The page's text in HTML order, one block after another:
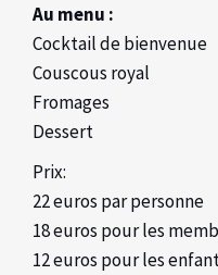
Au menu :
Cocktail de bienvenue
Couscous royal
Fromages
Dessert
Prix:
22 euros par personne
18 euros pour les
12 euros pour les